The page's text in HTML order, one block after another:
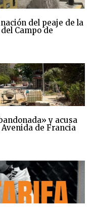
del peaje de la
Campo de
y acusa
de Francia